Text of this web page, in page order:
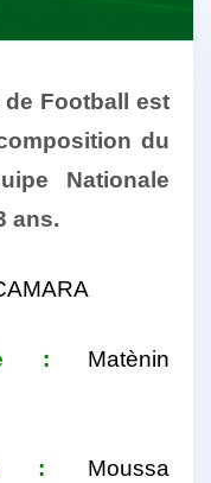
de Football est
du
Nationale
ans.
: Matènin
: Moussa